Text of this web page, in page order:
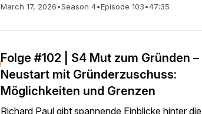
March 17, 2026•Season 4•Episode 103•47:35
Folge #102 | S4 Mut zum Gründen –
Neustart mit Gründerzuschuss:
Möglichkeiten und Grenzen
Richard Paul gibt spannende Einblicke hinter die